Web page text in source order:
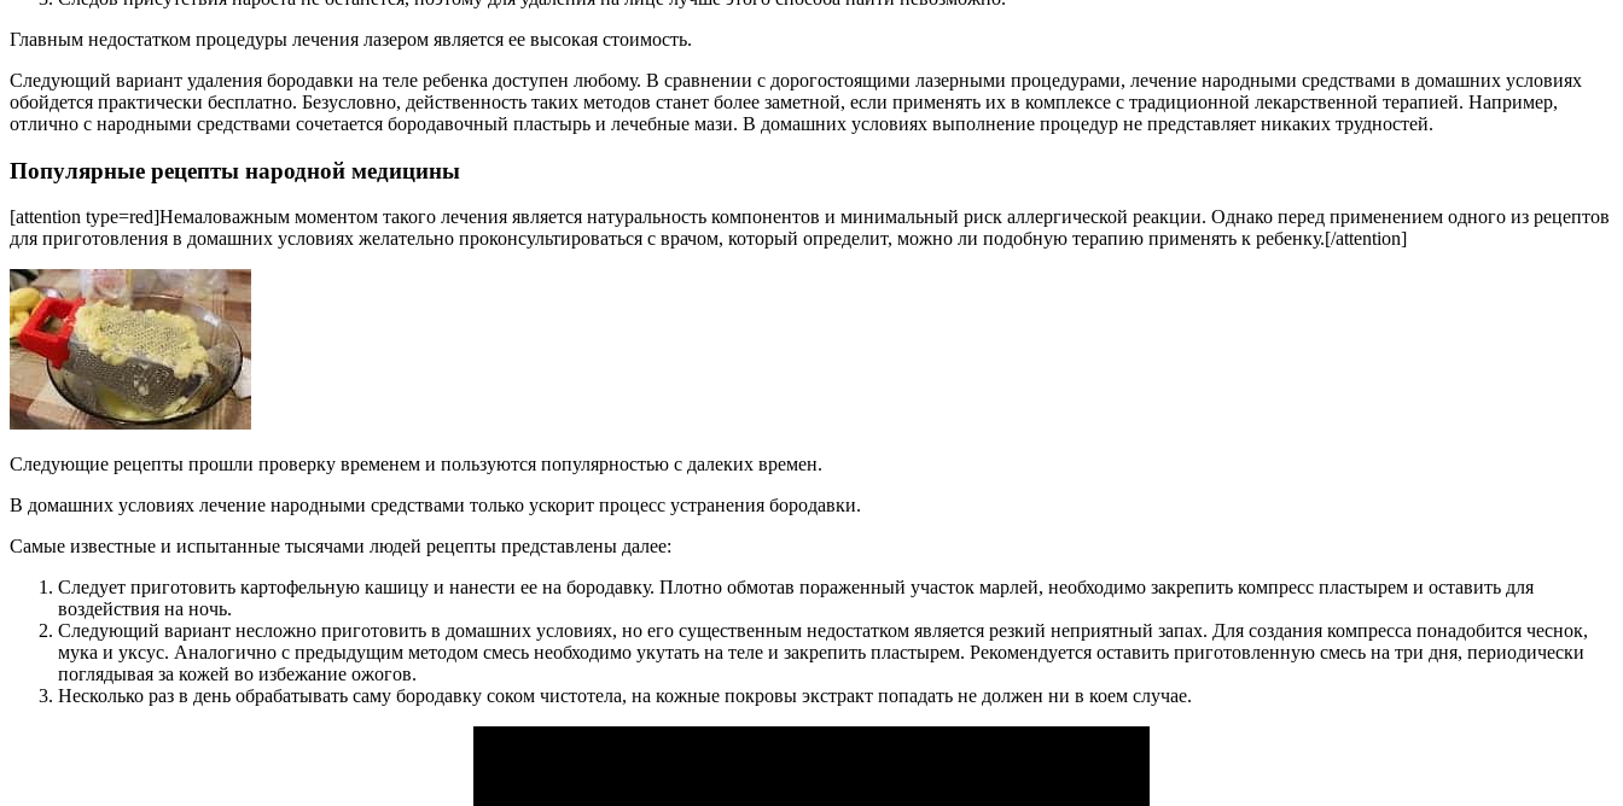
Главным недостатком процедуры лечения лазером является ее высокая стоимость.
Следующий вариант удаления бородавки на теле ребенка доступен любому. В сравнении с дорогостоящими лазерными процедурами, лечение народными средствами в домашних условиях
обойдется практически бесплатно. Безусловно, действенность таких методов станет более заметной, если применять их в комплексе с традиционной лекарственной терапией. Например,
отлично с народными средствами сочетается бородавочный пластырь и лечебные мази. В домашних условиях выполнение процедур не представляет никаких трудностей.
Популярные рецепты народной медицины
[attention type=red]Немаловажным моментом такого лечения является натуральность компонентов и минимальный риск аллергической реакции. Однако перед применением одного из рецептов
для приготовления в домашних условиях желательно проконсультироваться с врачом, который определит, можно ли подобную терапию применять к ребенку.[/attention]
Следующие рецепты прошли проверку временем и пользуются популярностью с далеких времен.
В домашних условиях лечение народными средствами только ускорит процесс устранения бородавки.
Самые известные и испытанные тысячами людей рецепты представлены далее:
Следует приготовить картофельную кашицу и нанести ее на бородавку. Плотно обмотав пораженный участок марлей, необходимо закрепить компресс пластырем и оставить для
воздействия на ночь.
Следующий вариант несложно приготовить в домашних условиях, но его существенным недостатком является резкий неприятный запах. Для создания компресса понадобится чеснок,
мука и уксус. Аналогично с предыдущим методом смесь необходимо укутать на теле и закрепить пластырем. Рекомендуется оставить приготовленную смесь на три дня, периодически
поглядывая за кожей во избежание ожогов.
Несколько раз в день обрабатывать саму бородавку соком чистотела, на кожные покровы экстракт попадать не должен ни в коем случае.